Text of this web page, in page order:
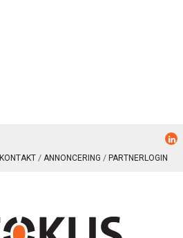
KONTAKT ANNONCERING PARTNERLOGIN